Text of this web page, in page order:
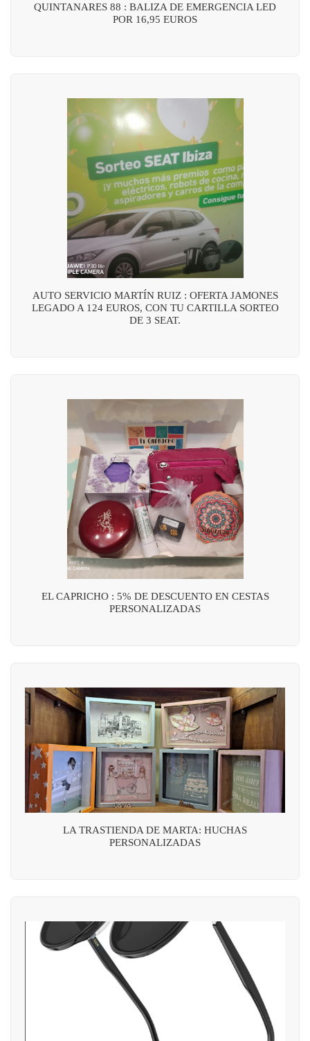
QUINTANARES 88 : BALIZA DE EMERGENCIA LED
POR 16,95 EUROS
AUTO SERVICIO MARTÍN RUIZ : OFERTA JAMONES
LEGADO A 124 EUROS, CON TU CARTILLA SORTEO
DE 3 SEAT.
EL CAPRICHO : 5% DE DESCUENTO EN CESTAS
PERSONALIZADAS
LA TRASTIENDA DE MARTA: HUCHAS
PERSONALIZADAS